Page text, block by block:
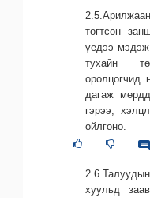
тогтсон
үедээ мэдэж
тухайн
оролцогчид
дагаж
гэрээ,
ойлгоно.
хуульд